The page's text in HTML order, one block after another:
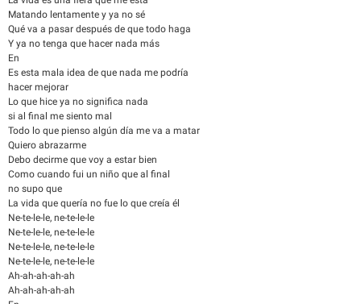
Matando lentamente y ya no sé
Qué va a pasar después de que todo haga
Y ya no tenga que hacer nada más
En
Es esta mala idea de que nada me podría
hacer mejorar
Lo que hice ya no significa nada
si al final me siento mal
Todo lo que pienso algún día me va a matar
Quiero abrazarme
Debo decirme que voy a estar bien
Como cuando fui un niño que al final
no supo que
La vida que quería no fue lo que creía él
Ne-te-le-le, ne-te-le-le
Ne-te-le-le, ne-te-le-le
Ne-te-le-le, ne-te-le-le
Ne-te-le-le, ne-te-le-le
Ah-ah-ah-ah-ah
Ah-ah-ah-ah-ah